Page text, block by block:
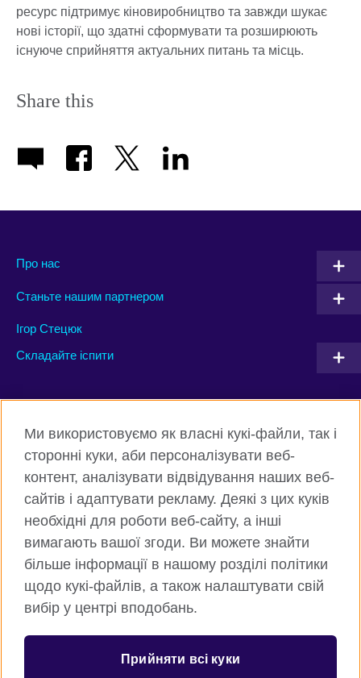
ресурс підтримує кіновиробництво та завжди шукає
нові історії, що здатні сформувати та розширюють
існуюче сприйняття актуальних питань та місць.
Share this
Про нас
Станьте нашим партнером
Ігор Стецюк
Складайте іспити
Connect with us
Facebook Twitter
Instagram Flickr
TikTok YouTube
Всесвітня Британська Рада
Приватність та умови користування
Куки
Ми використовуємо як власні кукі-файли, так і
сторонні куки, аби персоналізувати веб-
контент, аналізувати відвідування наших веб-
сайтів і адаптувати рекламу. Деякі з цих куків
необхідні для роботи веб-сайту, а інші
вимагають вашої згоди. Ви можете знайти
більше інформації в нашому розділі політики
щодо кукі-файлів, а також налаштувати свій
вибір у центрі вподобань.
Прийняти всі куки